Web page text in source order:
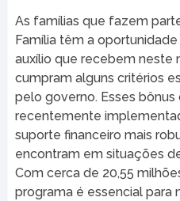
As famílias que fazem
Família têm a
auxílio que recebem neste
cumpram alguns critérios
pelo governo. Esses
recentemente
suporte financeiro mais
encontram em situações
Com cerca de 20,55
programa é essencial para